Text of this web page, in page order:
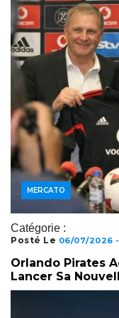
Catégorie :
JOUEURS
MERCATO
Posté Le 06/07/2026 -
Orlando Pirates
Lancer Sa